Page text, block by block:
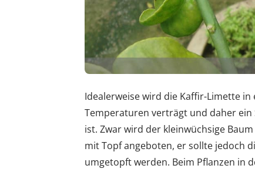
Idealerweise wird die Kaffir-Limette
Temperaturen verträgt und daher
ist. Zwar wird der kleinwüchsige
mit Topf angeboten, er sollte jedoch
umgetopft werden. Beim Pflanzen in